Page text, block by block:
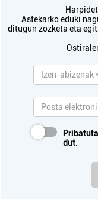
Astekarko eduki
ditugun zozketa eta
dut.